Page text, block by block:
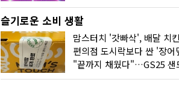
슬기로운 소비 생활